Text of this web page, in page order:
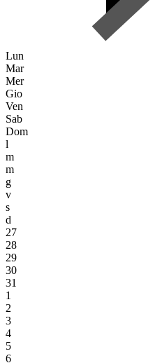
Lun
Mar
Mer
Gio
Ven
Sab
Dom
l
m
m
g
v
s
d
27
28
29
30
31
1
2
3
4
5
6